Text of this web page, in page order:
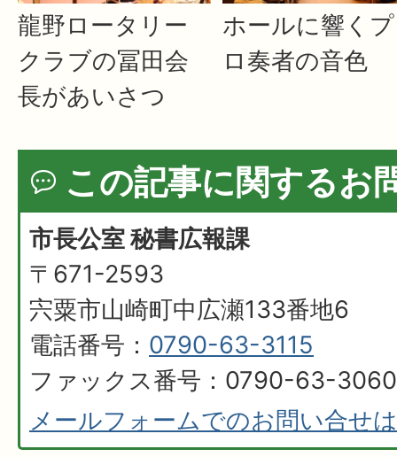
龍野ロータリー
クラブの冨田会
長があいさつ
ホールに響くプ
ロ奏者の音色
この記事に関するお
市長公室 秘書広報課
〒671-2593
宍粟市山崎町中広瀬133番地6
電話番号： 0790-63-3115
ファックス番号：0790-63-3060
メールフォームでのお問い合せ